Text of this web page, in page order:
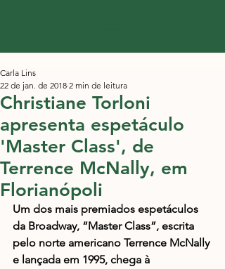
Christiane Torloni
apresenta espetáculo
'Master Class', de
Terrence McNally, em
Florianópoli
Carla Lins
22 de jan. de 2018 2 min de leitura
Um dos mais premiados espetáculos
da Broadway, “Master Class”, escrita
pelo norte americano Terrence McNally
e lançada em 1995, chega à